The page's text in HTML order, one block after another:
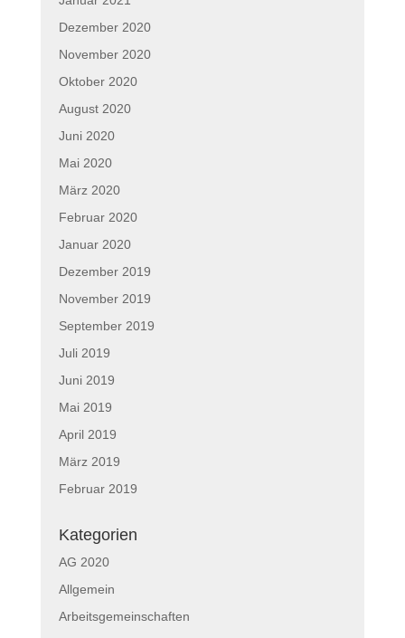
Dezember 2020
November 2020
Oktober 2020
August 2020
Juni 2020
Mai 2020
März 2020
Februar 2020
Januar 2020
Dezember 2019
November 2019
September 2019
Juli 2019
Juni 2019
Mai 2019
April 2019
März 2019
Februar 2019
Kategorien
AG 2020
Allgemein
Arbeitsgemeinschaften